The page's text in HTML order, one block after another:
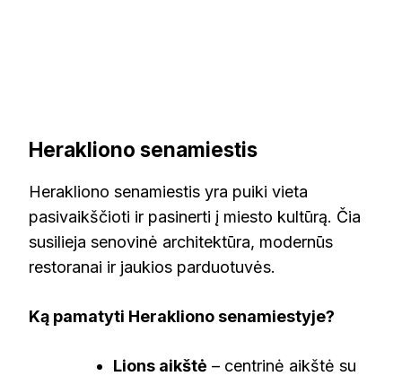
Herakliono senamiestis
Herakliono senamiestis yra puiki vieta
pasivaikščioti ir pasinerti į miesto kultūrą. Čia
susilieja senovinė architektūra, modernūs
restoranai ir jaukios parduotuvės.
Ką pamatyti Herakliono senamiestyje?
Lions aikštė – centrinė aikštė su